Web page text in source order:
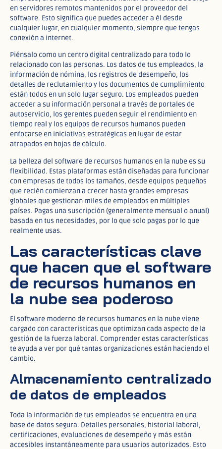
en servidores remotos mantenidos por el proveedor del
software. Esto significa que puedes acceder a él desde
cualquier lugar, en cualquier momento, siempre que tengas
conexión a internet.​
Piénsalo como un centro digital centralizado para todo lo
relacionado con las personas. Los datos de tus empleados, la
información de nómina, los registros de desempeño, los
detalles de reclutamiento y los documentos de cumplimiento
están todos en un solo lugar seguro. Los empleados pueden
acceder a su información personal a través de portales de
autoservicio, los gerentes pueden seguir el rendimiento en
tiempo real y los equipos de recursos humanos pueden
enfocarse en iniciativas estratégicas en lugar de estar
atrapados en hojas de cálculo.​
La belleza del software de recursos humanos en la nube es su
flexibilidad. Estas plataformas están diseñadas para funcionar
con empresas de todos los tamaños, desde equipos pequeños
que recién comienzan a crecer hasta grandes empresas
globales que gestionan miles de empleados en múltiples
países. Pagas una suscripción (generalmente mensual o anual)
basada en tus necesidades, por lo que solo pagas por lo que
realmente usas.​
Las características clave
que hacen que el software
de recursos humanos en
la nube sea poderoso
El software moderno de recursos humanos en la nube viene
cargado con características que optimizan cada aspecto de la
gestión de la fuerza laboral. Comprender estas características
te ayuda a ver por qué tantas organizaciones están haciendo el
cambio.
Almacenamiento centralizado
de datos de empleados
Toda la información de tus empleados se encuentra en una
base de datos segura. Detalles personales, historial laboral,
certificaciones, evaluaciones de desempeño y más están
accesibles instantáneamente para usuarios autorizados. Esto